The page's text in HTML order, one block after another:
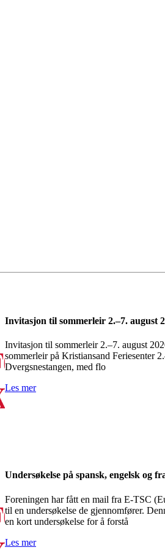
Invitasjon til sommerleir 2.–7. august
Invitasjon til sommerleir 2.–7. august
sommerleir på Kristiansand Feriesenter
Dvergsnestangen, med flo
Les mer
Undersøkelse på spansk, engelsk og
Foreningen har fått en mail fra E-TSC
til en undersøkelse de gjennomfører.
en kort undersøkelse for å forstå
Les mer